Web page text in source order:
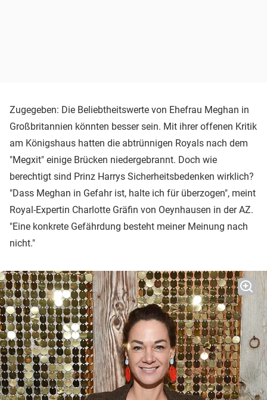
Zugegeben: Die Beliebtheitswerte von Ehefrau Meghan in
Großbritannien könnten besser sein. Mit ihrer offenen Kritik
am Königshaus hatten die abtrünnigen Royals nach dem
"Megxit" einige Brücken niedergebrannt. Doch wie
berechtigt sind Prinz Harrys Sicherheitsbedenken wirklich?
"Dass Meghan in Gefahr ist, halte ich für überzogen", meint
Royal-Expertin Charlotte Gräfin von Oeynhausen in der AZ.
"Eine konkrete Gefährdung besteht meiner Meinung nach
nicht."